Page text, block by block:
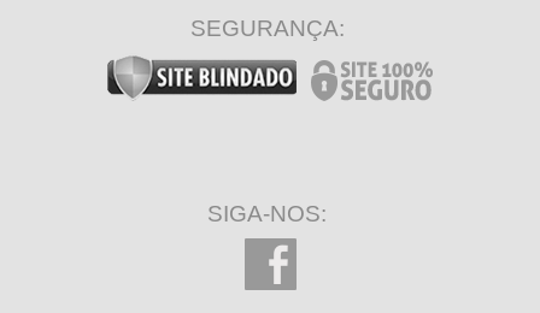
SEGURANÇA:
SIGA-NOS: